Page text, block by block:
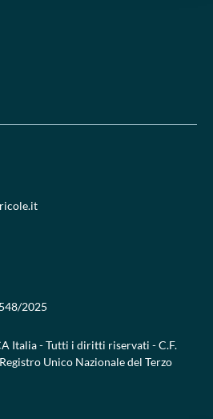
2025
Italia - Tutti i diritti riservati - C.F.
Unico Nazionale del Terzo